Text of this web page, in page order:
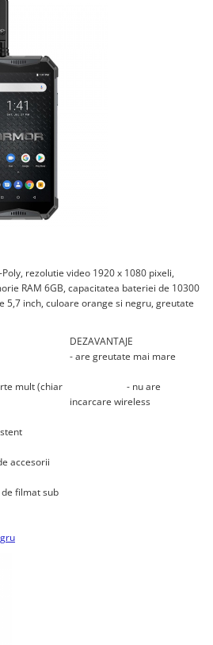
rezolutie video 1920 x 1080 pixeli,
RAM 6GB, capacitatea bateriei de 10300
5,7 inch, culoare orange si negru, greutate
DEZAVANTAJE
accesorii
- are greutate mai mare
incarcare wireless